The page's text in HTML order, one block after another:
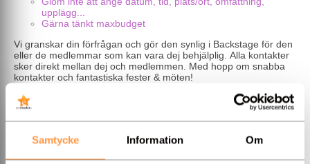
Samtycke Information Om
upplägg...
Gärna tänkt maxbudget
Vi granskar din förfrågan och gör den synlig i Backstage för den
eller de medlemmar som kan vara dej behjälplig. Alla kontakter
sker direkt mellan dej och medlemmen. Med hopp om snabba
kontakter och fantastiska fester & möten!
-------------------------------------------
Har du frågor om medlemskap eller annat? » Kontakta Jennie
på Eventmarket
Har du frågor om fakturor? » Kontakta Johnny på Eventmarket
-------------------------------------------